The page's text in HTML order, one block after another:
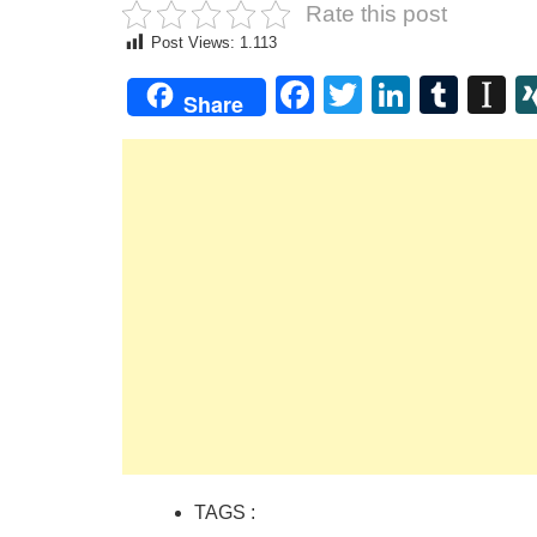
Rate this post
Post Views: 1.113
Share Facebook
Twitter
TAGS :